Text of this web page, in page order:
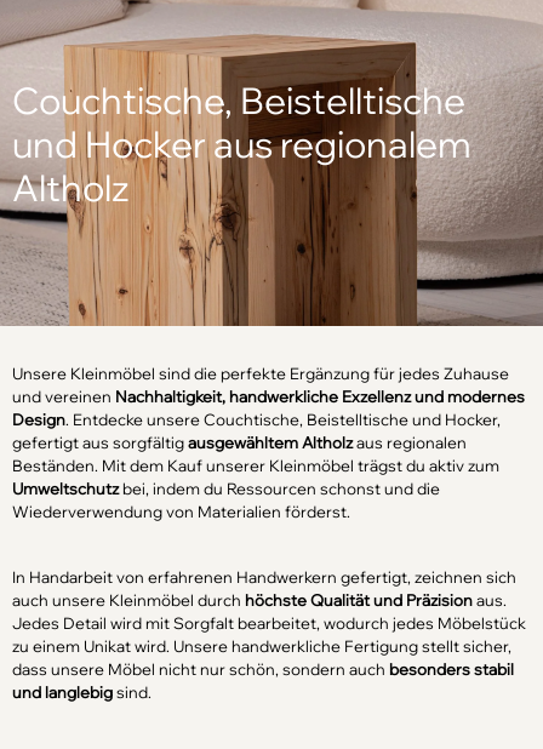
Couchtische, Beistelltische
und Hocker aus regionalem
Altholz
Unsere Kleinmöbel sind die perfekte Ergänzung für jedes Zuhause
und vereinen Nachhaltigkeit, handwerkliche Exzellenz und modernes
Design. Entdecke unsere Couchtische, Beistelltische und Hocker,
gefertigt aus sorgfältigausgewähltem Altholzaus regionalen
Beständen. Mit dem Kauf unserer Kleinmöbel trägst du aktiv zum
Umweltschutzbei, indem du Ressourcen schonst und die
Wiederverwendung von Materialien förderst.
In Handarbeit von erfahrenen Handwerkern gefertigt, zeichnen sich
auch unsere Kleinmöbel durch höchste Qualität und Präzisionaus.
Jedes Detail wird mit Sorgfalt bearbeitet, wodurch jedes Möbelstück
zu einem Unikat wird. Unsere handwerkliche Fertigung stellt sicher,
dass unsere Möbel nicht nur schön, sondern auch besonders stabil
und langlebigsind.